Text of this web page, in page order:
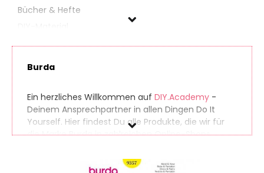
Bücher & Hefte
Handarbeiten
Papierbasteln
Spielzeug & Modellbau
Burda
Ein herzliches Willkommen auf DIY.Academy -
Deinem Ansprechpartner in allen Dingen Do It
Yourself. Hier findest Du alle Produkte, die wir für
die Marke Burda in zahlreichen Online-Shops
Produkte ganz einfach. Gleichzeitig vergleichen wir